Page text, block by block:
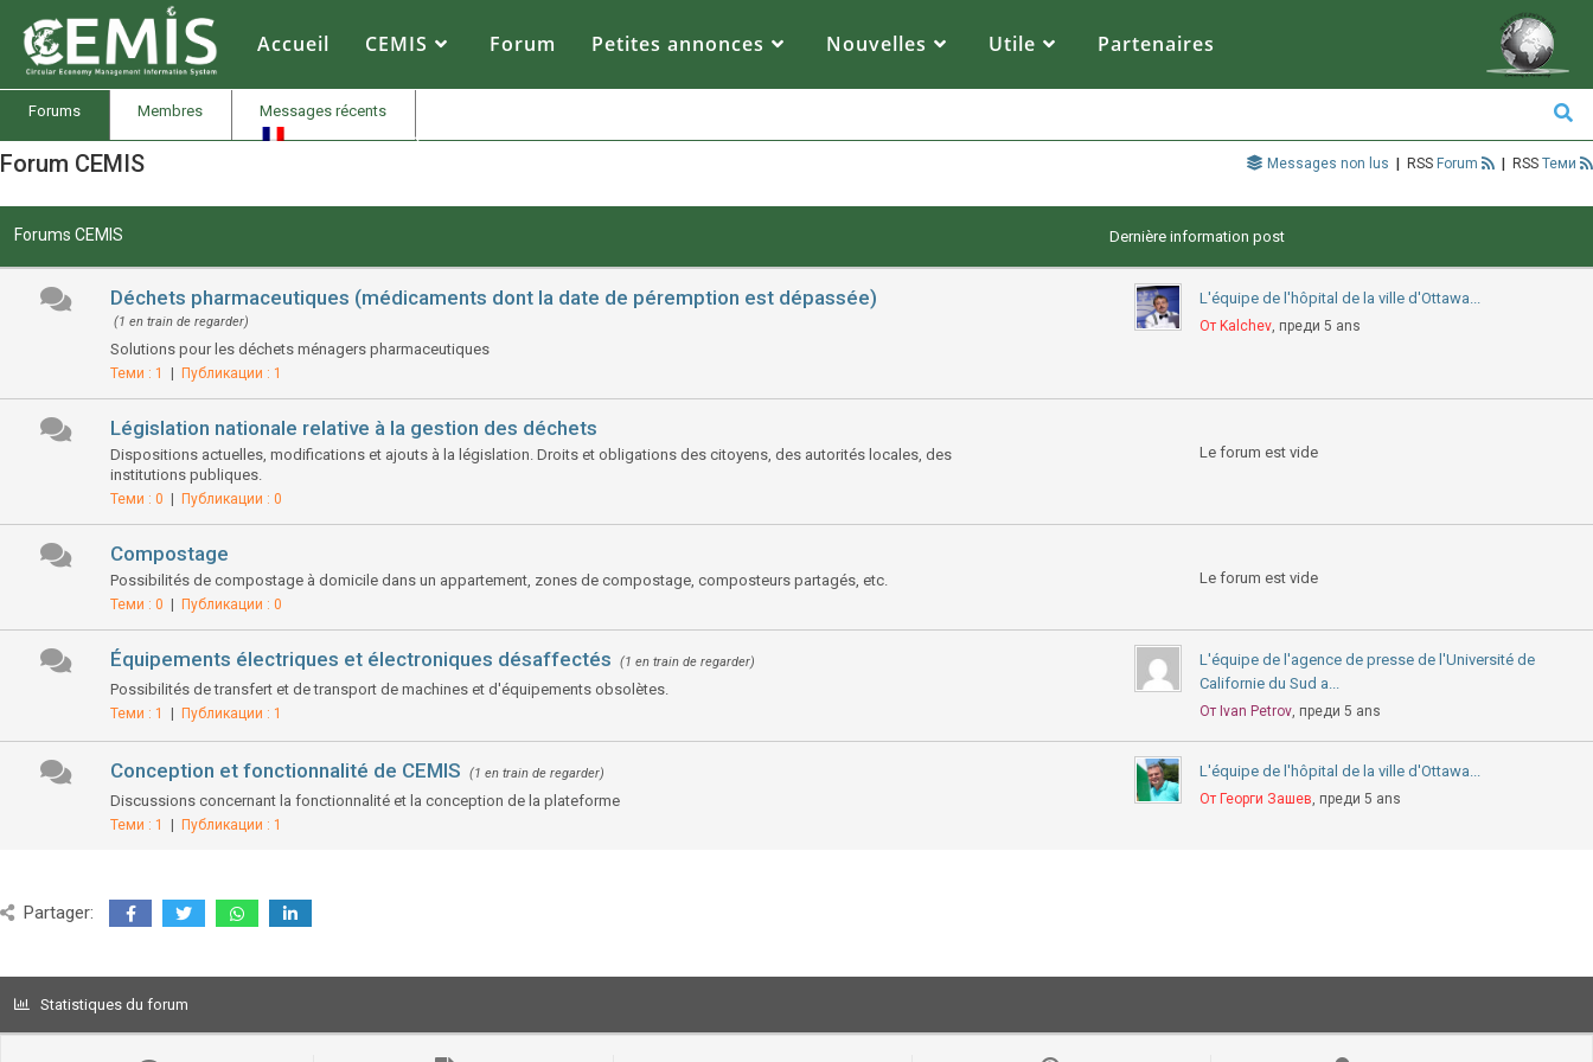
Accueil CEMIS Forum Petites annonces Nouvelles Utile Partenaires
- Il n'y a aucune raison de ne pas le faire, mais il y en a beaucoup d'autres. Кликнете върху избрана от Вас община за да се зареди
Forums Membres Messages récents
Forum CEMIS Messages non lus Forum Теми
Forums CEMIS Dernière information post
Déchets pharmaceutiques (médicaments dont la date de péremption est dépassée)
(1 en train de regarder)
Solutions pour les déchets ménagers pharmaceutiques
Теми : 1 Публикации : 1
L'équipe de l'hôpital de la ville d'Ottawa...
От Kalchev, преди 5 ans
Législation nationale relative à la gestion des déchets
Dispositions actuelles, modifications et ajouts à la législation. Droits et obligations des citoyens, des autorités locales, des
institutions publiques.
Теми : 0 Публикации : 0
Le forum est vide
Compostage
Possibilités de compostage à domicile dans un appartement, zones de compostage, composteurs partagés, etc.
Теми : 0 Публикации : 0
Le forum est vide
Équipements électriques et électroniques désaffectés (1 en train de regarder)
Possibilités de transfert et de transport de machines et d'équipements obsolètes.
Теми : 1 Публикации : 1
L'équipe de l'agence de presse de l'Université de
Californie du Sud a...
От Ivan Petrov, преди 5 ans
Conception et fonctionnalité de CEMIS (1 en train de regarder)
Discussions concernant la fonctionnalité et la conception de la plateforme
Теми : 1 Публикации : 1
L'équipe de l'hôpital de la ville d'Ottawa...
От Георги Зашев, преди 5 ans
Partager:
Statistiques du forum